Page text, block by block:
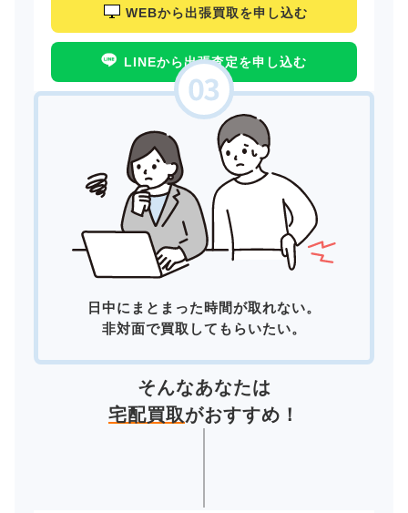
WEBから出張買取を申し込む
LINEから出張査定を申し込む
日中にまとまった時間が取れない。
非対面で買取してもらいたい。
そんなあなたは
宅配買取がおすすめ！